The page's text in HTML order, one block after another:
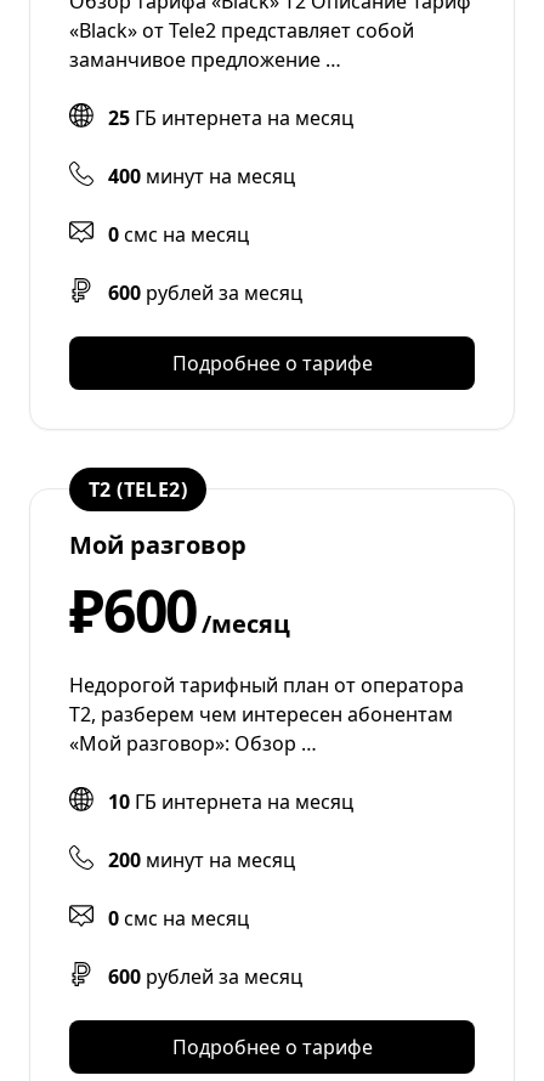
«Black» от Tele2 представляет собой
заманчивое предложение …
25 ГБ интернета на месяц
400 минут на месяц
0смс на месяц
600 рублей за месяц
Подробнее о тарифе
T2 (TELE2)
Мой разговор
₽600/месяц
Недорогой тарифный план от оператора
T2, разберем чем интересен абонентам
«Мой разговор»: Обзор …
10 ГБ интернета на месяц
200 минут на месяц
0смс на месяц
600 рублей за месяц
Подробнее о тарифе